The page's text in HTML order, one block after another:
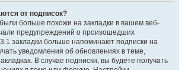
от подписок?
больше похожи на закладки в вашем веб-
предупреждений о произошедших
закладки больше напоминают подписки на
уведомления об обновлениях в теме,
В случае подписки, вы будете получать